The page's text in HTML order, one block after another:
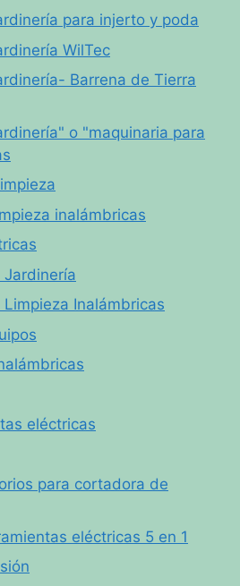
para injerto y poda
WilTec
Barrena de Tierra
o "maquinaria para
inalámbricas
Jardinería
Inalámbricas
eléctricas
para cortadora de
eléctricas 5 en 1